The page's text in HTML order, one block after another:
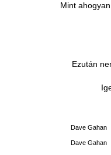
Mint
Ezután
Dave Gahan
Dave Gahan